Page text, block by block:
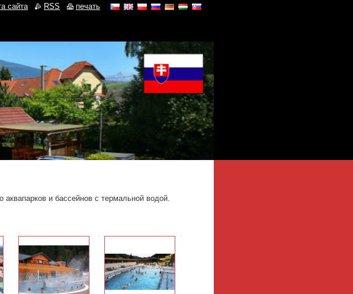
аквапарков и бассейнов с термальной водой.
сайта RSS печать